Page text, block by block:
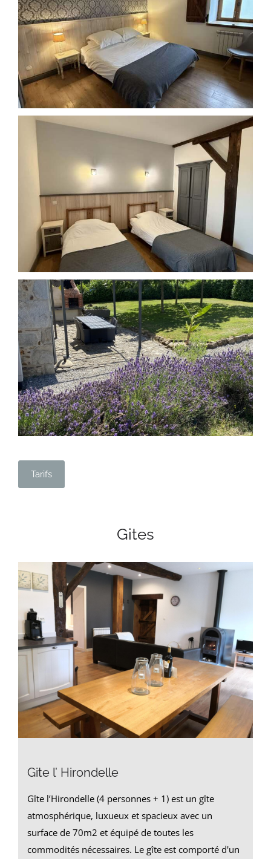
Tarifs
Gites
Gite l’ Hirondelle
Gîte l’Hirondelle (4 personnes + 1) est un gîte
atmosphérique, luxueux et spacieux avec un
surface de 70m2 et équipé de toutes les
commodités nécessaires. Le gîte est comporté d'un